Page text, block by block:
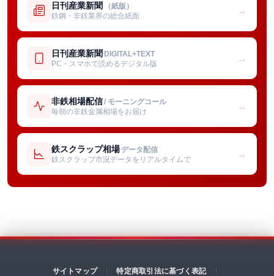
日刊産業新聞 （紙版）
鉄鋼・非鉄業界の総合紙面
→
日刊産業新聞 DIGITAL+TEXT
PC・スマホで読めるデジタル版
→
非鉄相場配信/ モーニングコール
毎朝の非鉄金属相場をお届け
→
鉄スクラップ相場 データ配信
鉄スクラップ市況データをリアルタイムで
→
サイトマップ 特定商取引法に基づく表記